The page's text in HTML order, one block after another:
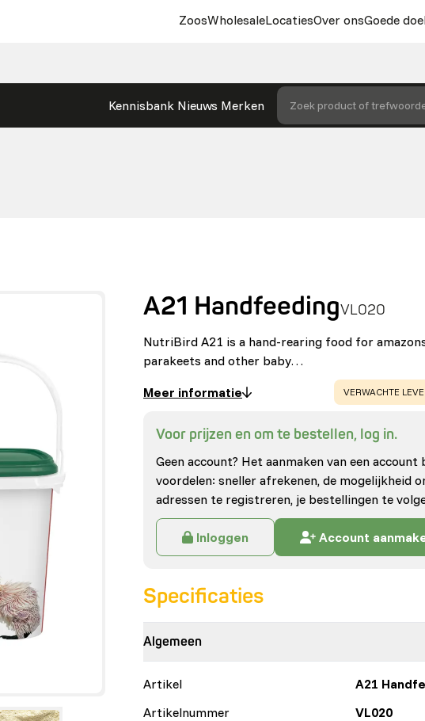
ZoosWholesaleLocatiesOver onsGoede
Kennisbank Nieuws Merken Zoek product of
A21 HandfeedingVL020
NutriBird A21 is a hand-rearing food for
parakeets and other baby…
Meer informatie
WARNING:
VERWACHTE
Voor prijzen en om te bestellen, log in.
Geen account? Het aanmaken van een account
voordelen: sneller afrekenen, de mogelijkheid
adressen te registreren, je bestellingen te
Inloggen Account
Specificaties
Algemeen
Artikel
A21
Artikelnummer
VL020